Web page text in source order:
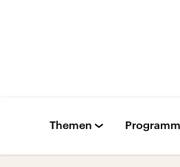
Themen Programm